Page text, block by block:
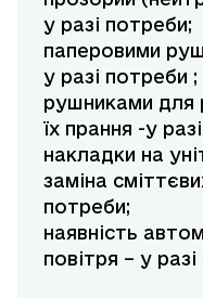
у разі потреби;
паперовими
у разі потреби ;
рушниками для
їх прання -у
накладки на
заміна
потреби;
наявність
повітря – у